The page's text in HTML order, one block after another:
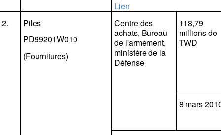
Lien
2.
Piles
PD99201W010
(Fournitures)
Centre des
achats, Bureau
de l'armement,
ministère de la
Défense
118,79
millions de
TWD
8 mars